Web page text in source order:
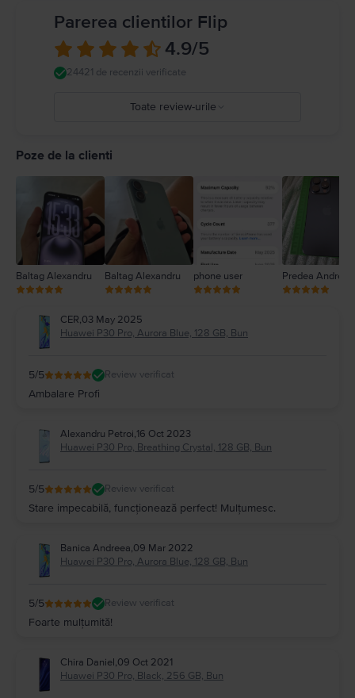
Parerea clientilor Flip
4.9/5
24421 de recenzii verificate
Toate review-urile
Poze de la clienti
Baltag Alexandru Baltag Alexandru phone user Predea Andreea
CER,03 May 2025
Huawei P30 Pro, Aurora Blue, 128 GB, Bun
5/5 Review verificat
Ambalare Profi
Alexandru Petroi,16 Oct 2023
Huawei P30 Pro, Breathing Crystal, 128 GB, Bun
5/5 Review verificat
Stare impecabilă, funcționează perfect! Mulțumesc.
Banica Andreea,09 Mar 2022
Huawei P30 Pro, Aurora Blue, 128 GB, Bun
5/5 Review verificat
Foarte mulțumită!
Chira Daniel,09 Oct 2021
Huawei P30 Pro, Black, 256 GB, Bun